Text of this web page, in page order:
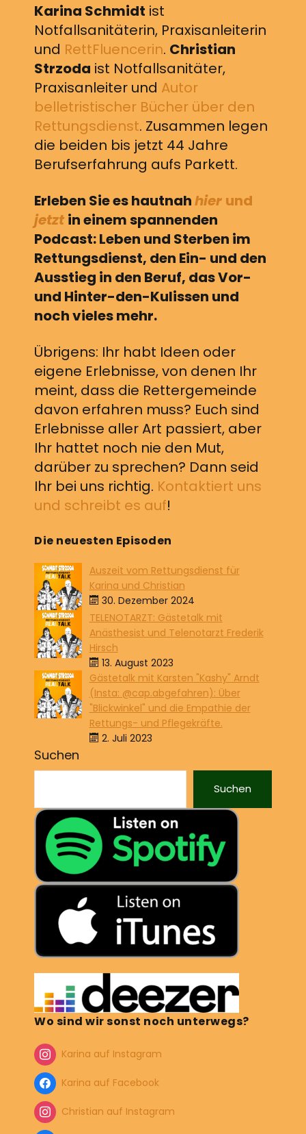
Karina Schmidt ist
Notfallsanitäterin, Praxisanleiterin
und RettFluencerin. Christian
Strzoda ist Notfallsanitäter,
Praxisanleiter und Autor
belletristischer Bücher über den
Rettungsdienst. Zusammen legen
die beiden bis jetzt 44 Jahre
Berufserfahrung aufs Parkett.
Erleben Sie es hautnahhier und
jetzt in einem spannenden
Podcast: Leben und Sterben im
Rettungsdienst, den Ein- und den
Ausstieg in den Beruf, das Vor-
und Hinter-den-Kulissen und
noch vieles mehr.
Übrigens: Ihr habt Ideen oder
eigene Erlebnisse, von denen Ihr
meint, dass die Rettergemeinde
davon erfahren muss? Euch sind
Erlebnisse aller Art passiert, aber
Ihr hattet noch nie den Mut,
darüber zu sprechen? Dann seid
Ihr bei uns richtig. Kontaktiert uns
und schreibt es auf!
Die neuesten Episoden
Auszeit vom Rettungsdienst für
Karina und Christian
30. Dezember 2024
TELENOTARZT: Gästetalk mit
Anästhesist und Telenotarzt Frederik
Hirsch
13. August 2023
Gästetalk mit Karsten "Kashy" Arndt
(Insta: @cap.abgefahren): Über
"Blickwinkel" und die Empathie der
Rettungs- und Pflegekräfte.
2. Juli 2023
Suchen
Suchen
Wo sind wir sonst noch unterwegs?
Karina auf Instagram
Karina auf Facebook
Christian auf Instagram